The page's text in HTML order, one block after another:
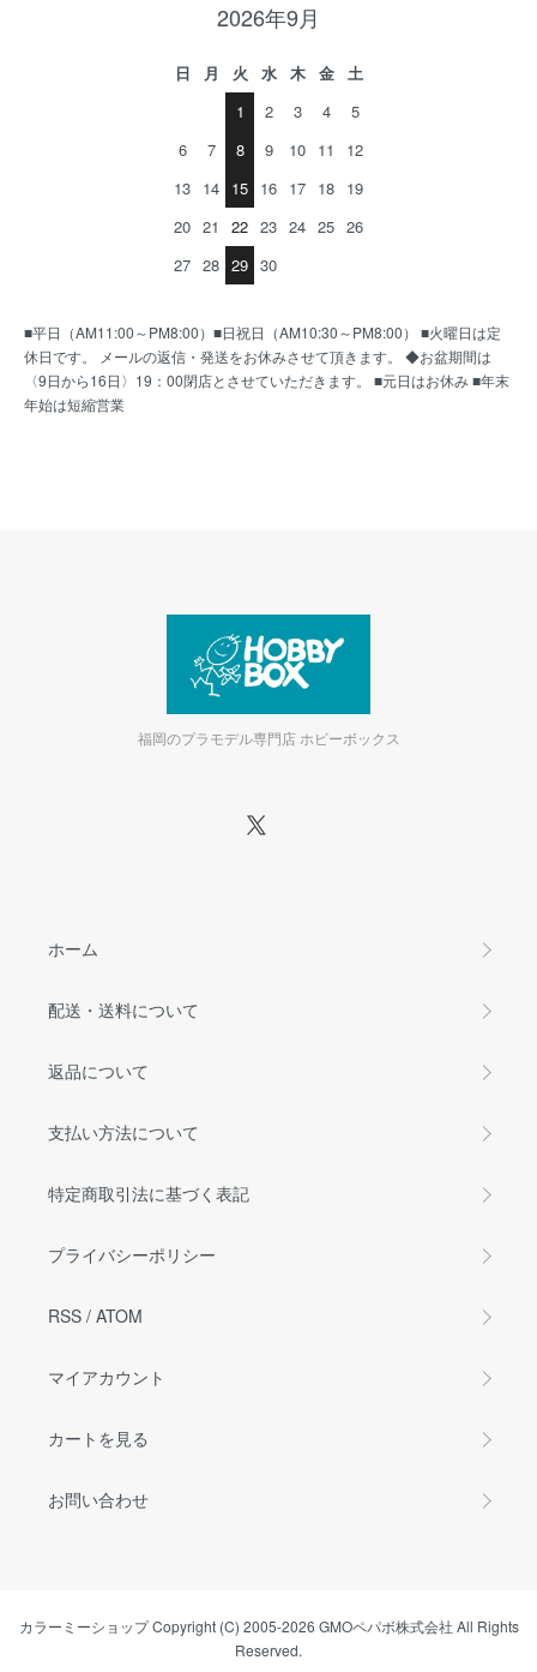
2026年9月
日 月 火 水 木 金
土
1
2 3 4
5
6
7 8 9 10 11
12
13 14 15 16 17 18 19
20 21 22 23 24 25 26
27 28 29 30
■平日（AM11:00～PM8:00）■日祝日（AM10:30～PM8:00） ■火曜日は定
休日です。 メールの返信・発送をお休みさせて頂きます。 ◆お盆期間は
〈9日から16日〉19：00閉店とさせていただきます。 ■元日はお休み ■年末
年始は短縮営業
福岡のプラモデル専門店 ホビーボックス
ホーム
配送・送料について
返品について
支払い方法について
特定商取引法に基づく表記
プライバシーポリシー
RSS / ATOM
マイアカウント
カートを見る
お問い合わせ
カラーミーショップCopyright (C) 2005-2026 GMOペパボ株式会社 All Rights
Reserved.